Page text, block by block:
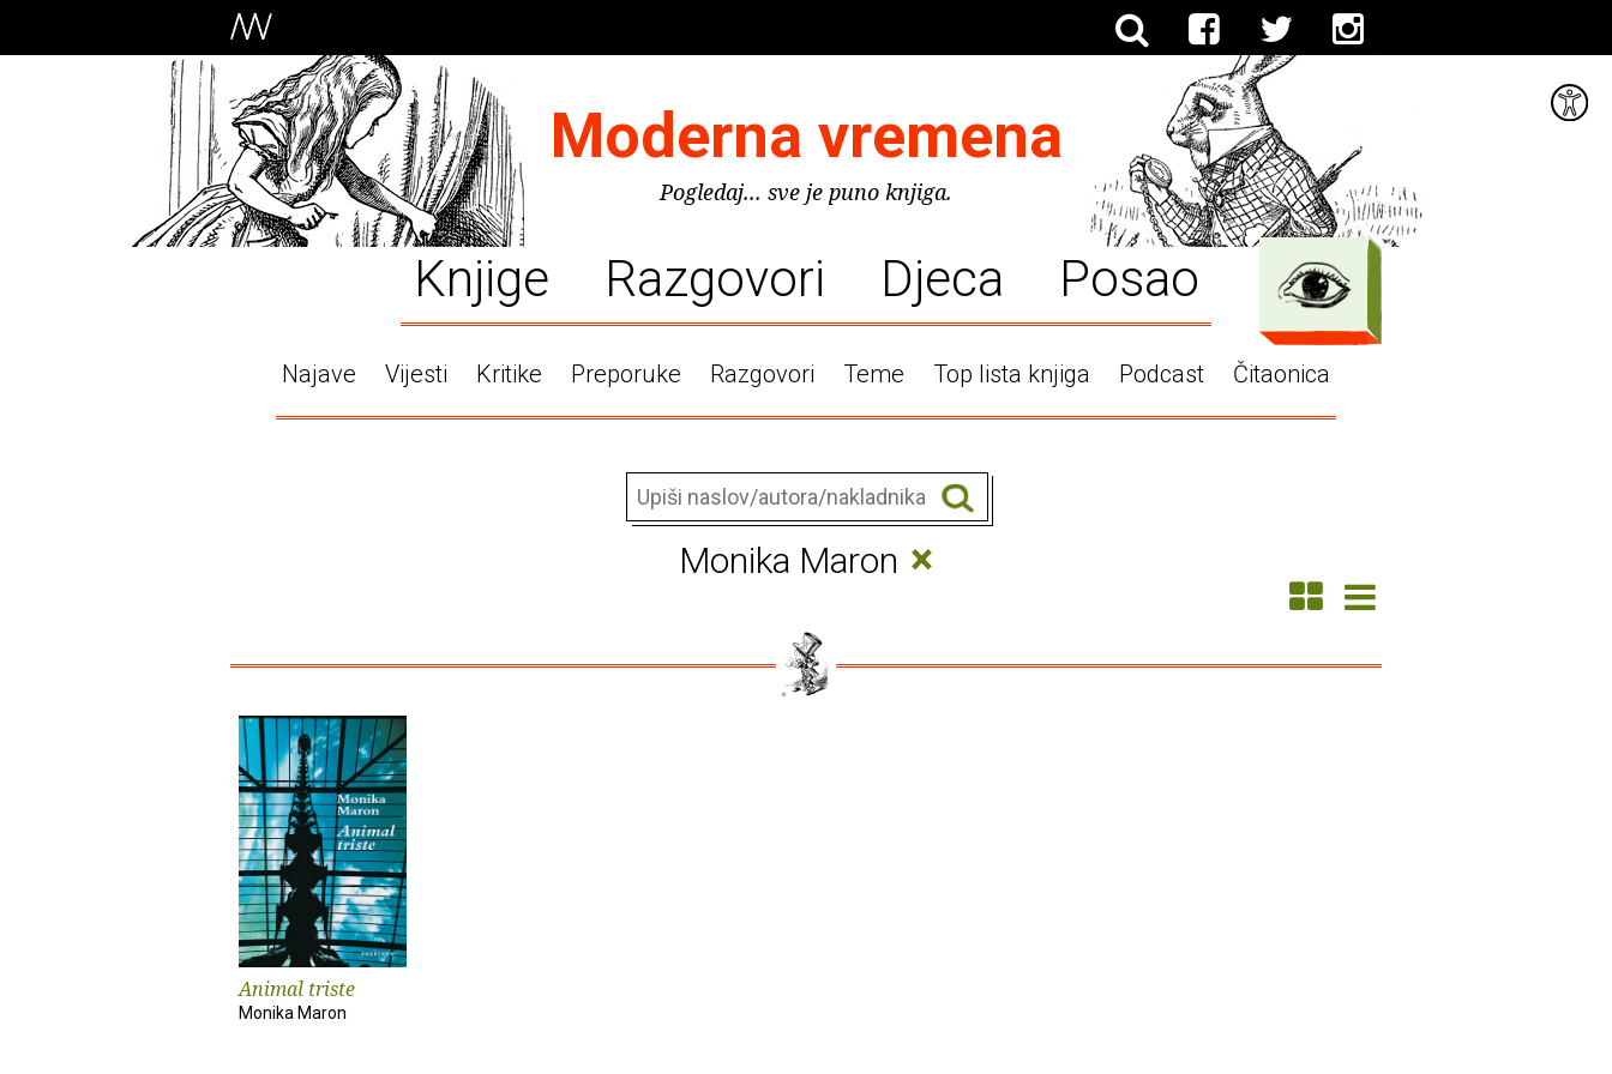
Moderna vremena
Pogledaj... sve je puno knjiga.
Knjige Razgovori Djeca Posao
Najave Vijesti Kritike Preporuke Razgovori Teme Top lista knjiga Podcast Čitaonica
Monika Maron ×
Animal triste
Monika Maron